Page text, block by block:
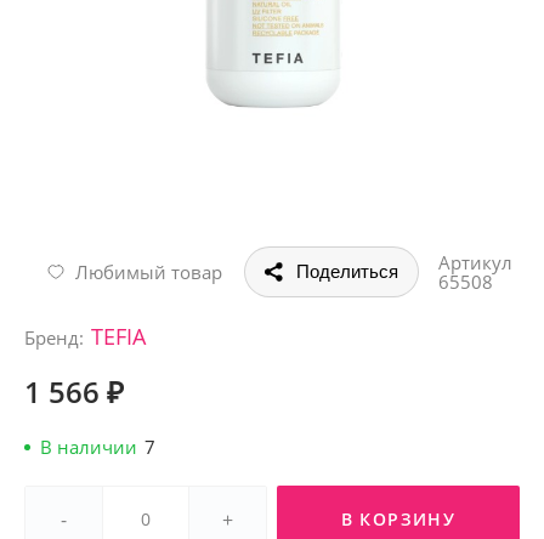
Любимый товар Поделиться
Артикул
65508
Бренд: TEFIA
1 566 ₽
В наличии 7
- + В КОРЗИНУ